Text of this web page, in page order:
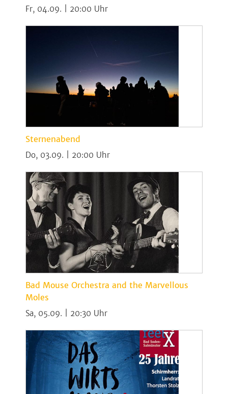
Fr, 04.09. | 20:00
Sternenabend
Do, 03.09. | 20:00
Bad Mouse Orchestra and the Marvellous
Moles
Sa, 05.09. | 20:30